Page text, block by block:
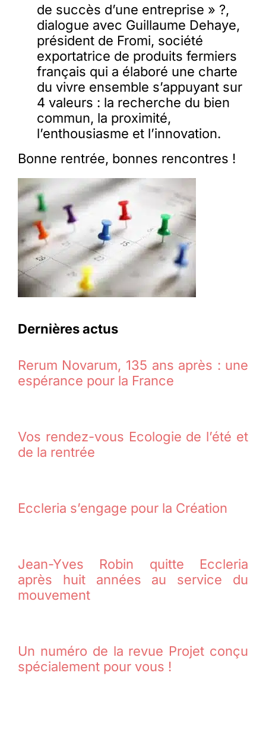
de succès d’une entreprise » ?,
dialogue avec Guillaume Dehaye,
président de Fromi, société
exportatrice de produits fermiers
français qui a élaboré une charte
du vivre ensemble s’appuyant sur
4 valeurs : la recherche du bien
commun, la proximité,
l’enthousiasme et l’innovation.
Bonne rentrée, bonnes rencontres !
Dernières actus
Rerum Novarum, 135 ans après : une
espérance pour la France
Vos rendez-vous Ecologie de l’été et
de la rentrée
Eccleria s’engage pour la Création
Jean-Yves Robin quitte Eccleria
après huit années au service du
mouvement
Un numéro de la revue Projet conçu
spécialement pour vous !